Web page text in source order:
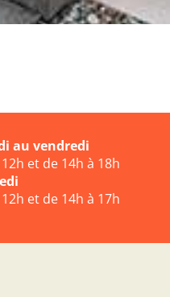
au vendredi
et de 14h à 18h
et de 14h à 17h